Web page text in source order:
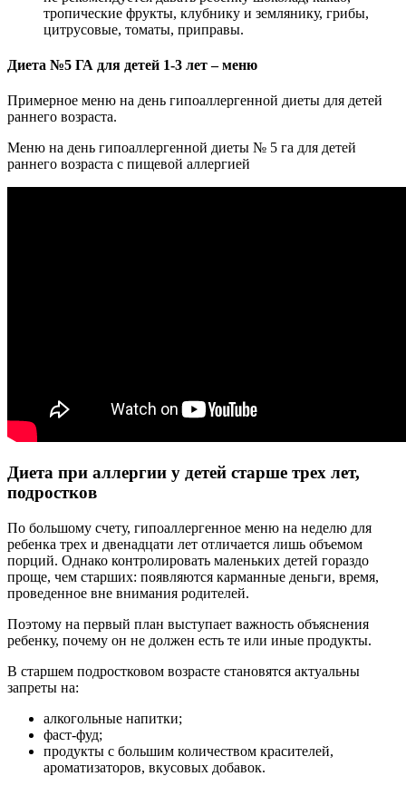
тропические фрукты, клубнику и землянику, грибы,
цитрусовые, томаты, приправы.
Диета №5 ГА для детей 1-3 лет – меню
Примерное меню на день гипоаллергенной диеты для детей
раннего возраста.
Меню на день гипоаллергенной диеты № 5 га для детей
раннего возраста с пищевой аллергией
Диета при аллергии у детей старше трех лет,
подростков
По большому счету, гипоаллергенное меню на неделю для
ребенка трех и двенадцати лет отличается лишь объемом
порций. Однако контролировать маленьких детей гораздо
проще, чем старших: появляются карманные деньги, время,
проведенное вне внимания родителей.
Поэтому на первый план выступает важность объяснения
ребенку, почему он не должен есть те или иные продукты.
В старшем подростковом возрасте становятся актуальны
запреты на:
алкогольные напитки;
фаст-фуд;
продукты с большим количеством красителей,
ароматизаторов, вкусовых добавок.